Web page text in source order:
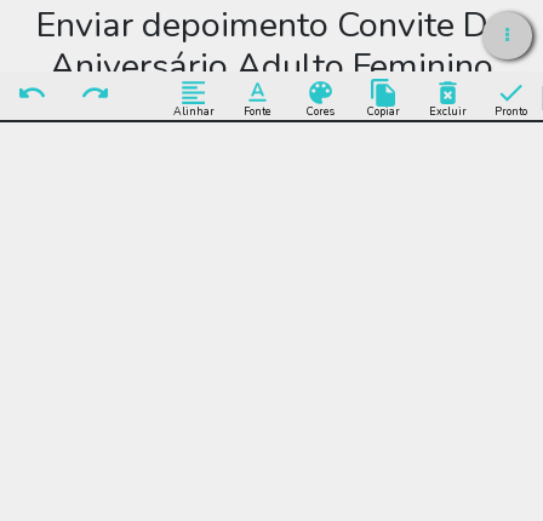
Alinhar Fonte Cores Copiar Excluir Pronto
Enviar depoimento Convite De
Aniversário Adulto Feminino
Delicado